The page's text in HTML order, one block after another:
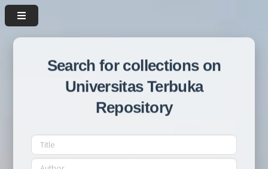
Search for collections on
Universitas Terbuka
Repository